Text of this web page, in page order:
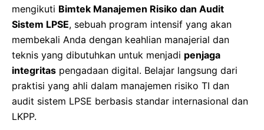
mengikuti Bimtek Manajemen Risiko dan Audit
Sistem LPSE, sebuah program intensif yang akan
membekali Anda dengan keahlian manajerial dan
teknis yang dibutuhkan untuk menjadi penjaga
integritas pengadaan digital. Belajar langsung dari
praktisi yang ahli dalam manajemen risiko TI dan
audit sistem LPSE berbasis standar internasional dan
LKPP.